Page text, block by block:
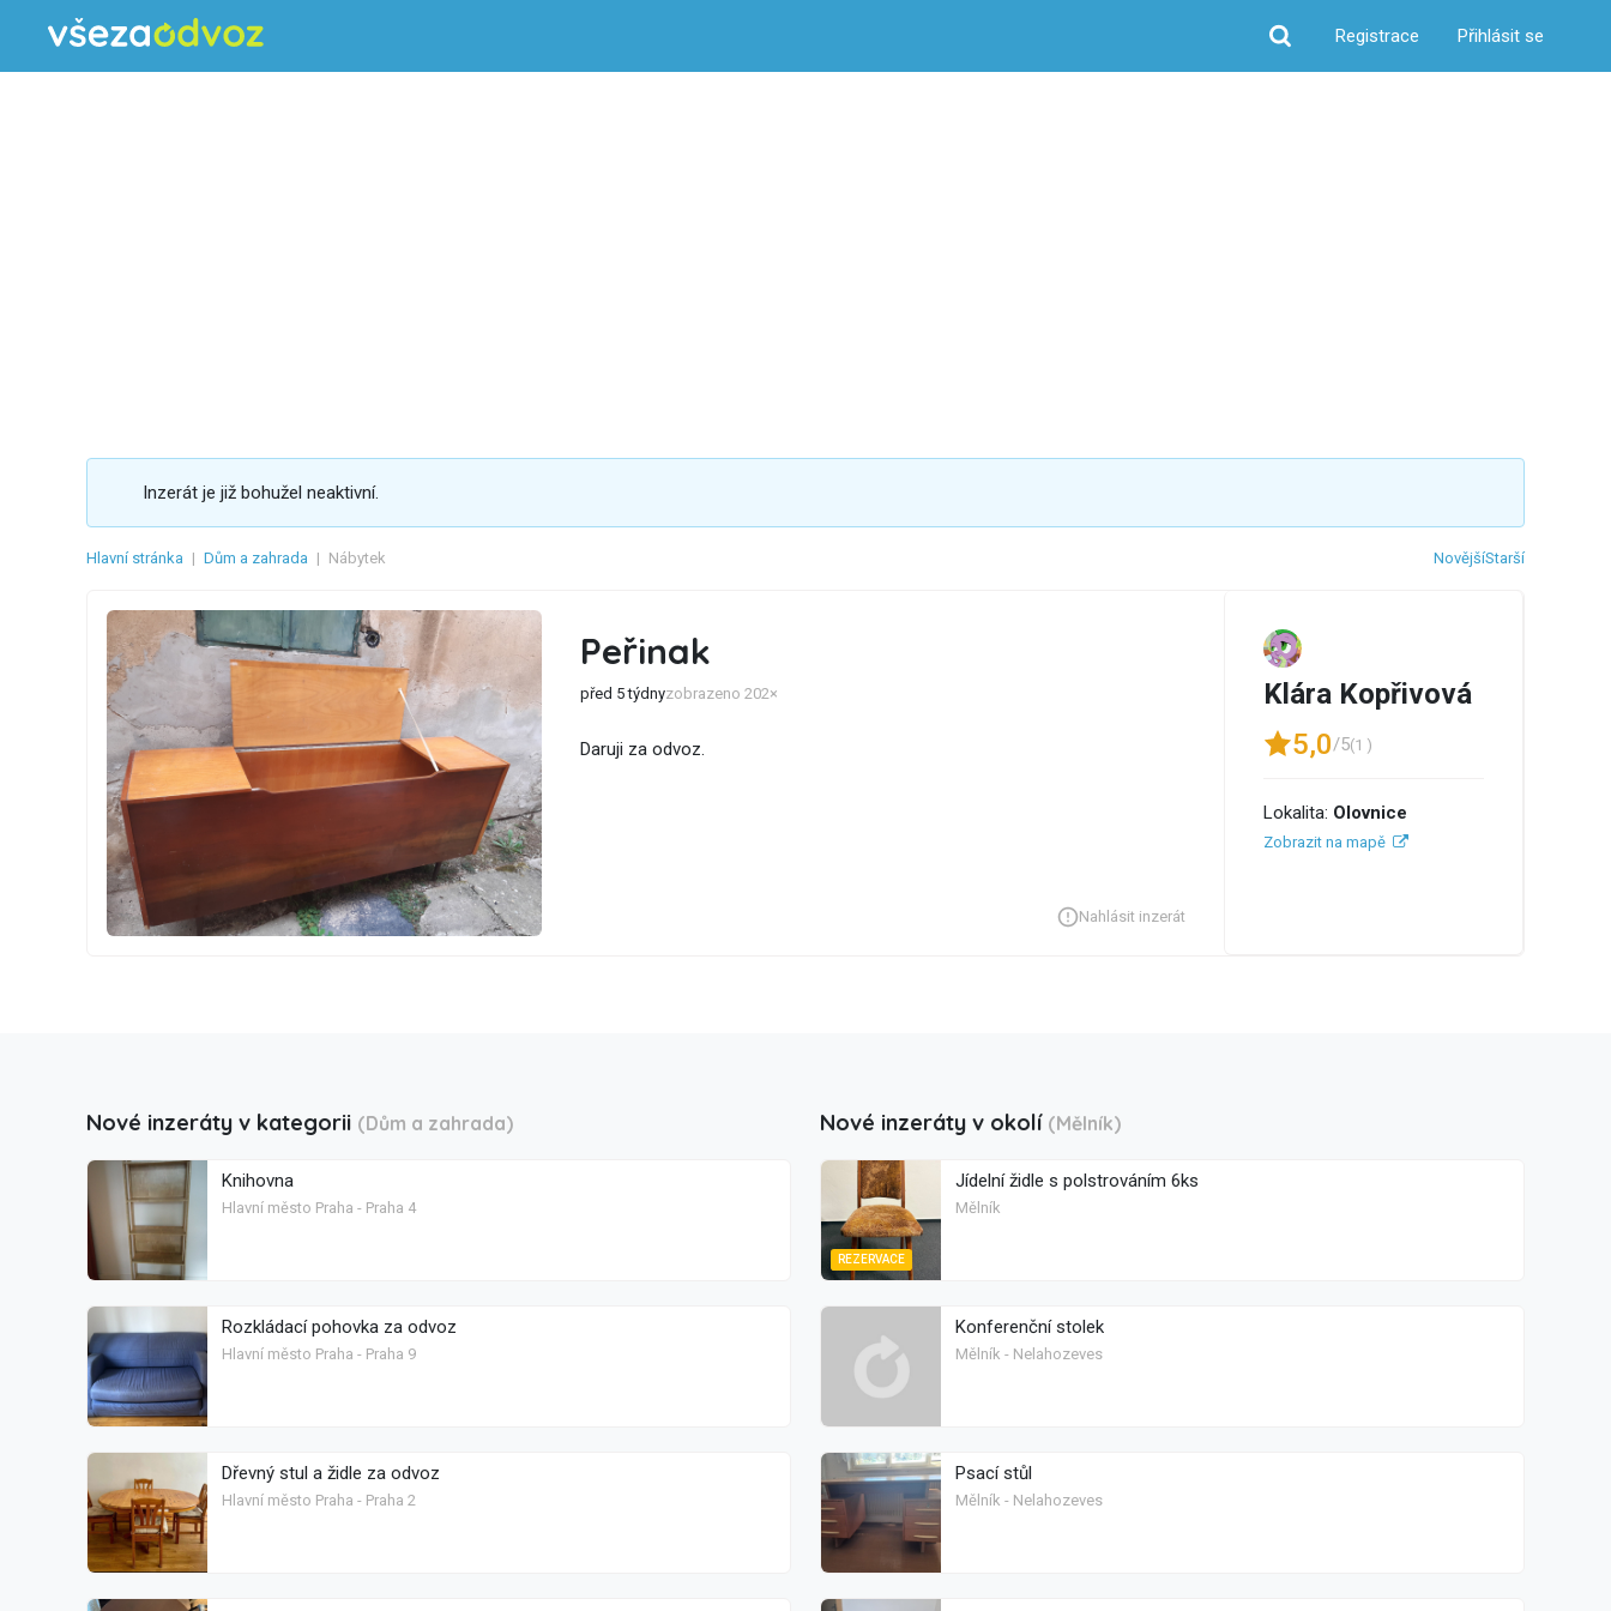
Hledat
Registrace Přihlásit se
Inzerát je již bohužel neaktivní.
Hlavní stránka | Dům a zahrada | Nábytek NovějšíStarší
Peřinak
před 5 týdnyzobrazeno 202×
Daruji za odvoz.
Nahlásit inzerát
Klára Kopřivová
5,0/5(1 )
Lokalita: Olovnice
Zobrazit na mapě
Nové inzeráty v kategorii (Dům a zahrada)
Knihovna
Hlavní město Praha - Praha 4
Rozkládací pohovka za odvoz
Hlavní město Praha - Praha 9
Dřevný stul a židle za odvoz
Hlavní město Praha - Praha 2
Nové inzeráty v okolí (Mělník)
REZERVACE
Jídelní židle s polstrováním 6ks
Mělník
Konferenční stolek
Mělník - Nelahozeves
Psací stůl
Mělník - Nelahozeves